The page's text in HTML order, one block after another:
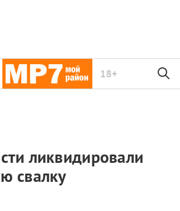
18+
ликвидировали
свалку